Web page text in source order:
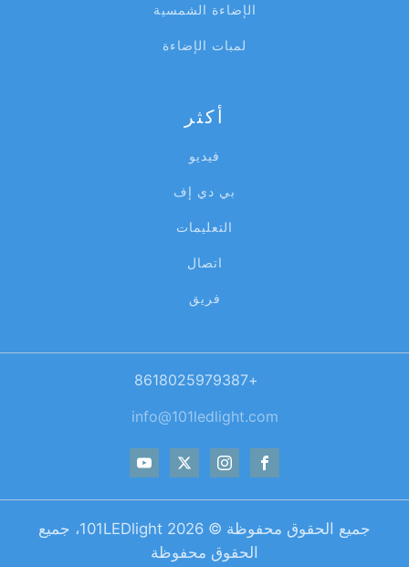
الإضاءة الشمسية
لمبات الإضاءة
أكثر
فيديو
بي دي إف
التعليمات
اتصال
فريق
+8618025979387
info@101ledlight.com
جميع الحقوق محفوظة © 2026
101LEDlight، جميع
الحقوق محفوظة